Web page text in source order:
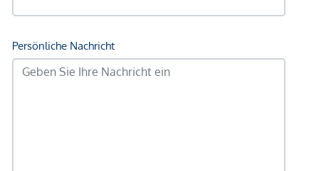
unverbindliche Vorabinformationen sind und daher ohne
Gewähr erfolgen. Der Vermittler ist als Doppelmakler tätig.